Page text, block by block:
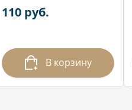
110 руб.
В корзину